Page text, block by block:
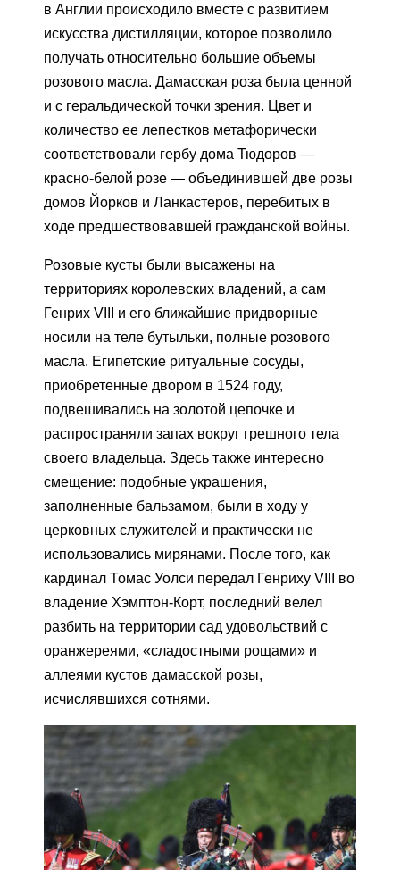
в Англии происходило вместе с развитием
искусства дистилляции, которое позволило
получать относительно большие объемы
розового масла. Дамасская роза была ценной
и с геральдической точки зрения. Цвет и
количество ее лепестков метафорически
соответствовали гербу дома Тюдоров —
красно-белой розе — объединившей две розы
домов Йорков и Ланкастеров, перебитых в
ходе предшествовавшей гражданской войны.
Розовые кусты были высажены на
территориях королевских владений, а сам
Генрих VIII и его ближайшие придворные
носили на теле бутыльки, полные розового
масла. Египетские ритуальные сосуды,
приобретенные двором в 1524 году,
подвешивались на золотой цепочке и
распространяли запах вокруг грешного тела
своего владельца. Здесь также интересно
смещение: подобные украшения,
заполненные бальзамом, были в ходу у
церковных служителей и практически не
использовались мирянами. После того, как
кардинал Томас Уолси передал Генриху VIII во
владение Хэмптон-Корт, последний велел
разбить на территории сад удовольствий с
оранжереями, «сладостными рощами» и
аллеями кустов дамасской розы,
исчислявшихся сотнями.